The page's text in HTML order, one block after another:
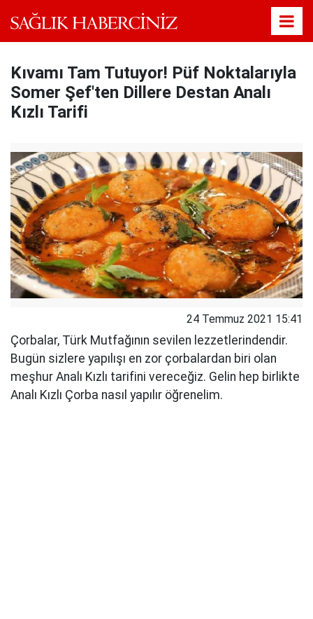
Kıvamı Tam Tutuyor! Püf Noktalarıyla
Somer Şef'ten Dillere Destan Analı
Kızlı Tarifi
24 Temmuz 2021 15:41
Çorbalar, Türk Mutfağının sevilen lezzetlerindendir.
Bugün sizlere yapılışı en zor çorbalardan biri olan
meşhur Analı Kızlı tarifini vereceğiz. Gelin hep birlikte
Analı Kızlı Çorba nasıl yapılır öğrenelim.